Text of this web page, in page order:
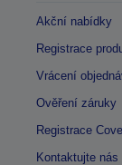
Akční nabídky
Registrace
Vrácení
Ověření záruky
Registrace
Kontaktujte nás